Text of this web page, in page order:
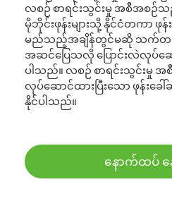
လစဉ် စာရင်းသွင်းမှု အစီအစဉ်သည်
မိုဘိုင်းဖုန်းများသို့ နိုင်ငံတကာ ဖုန်း
မည်သည့်အချိန်တွင်မဆို သက်တမ်
အဆင်ပြေသလို ပြောင်းလဲလုပ်
ပါသည်။ လစဉ် စာရင်းသွင်းမှု
လုပ်ဆောင်ထားပြီးသော ဖုန်းခေ
နိုင်ပါသည်။
နောက်ထပ် နေ